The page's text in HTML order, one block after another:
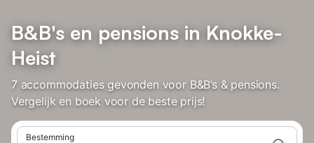
B&B's en pensions in Knokke-
Heist
7 accommodaties gevonden voor B&B’s & pensions.
Vergelijk en boek voor de beste prijs!
Bestemming